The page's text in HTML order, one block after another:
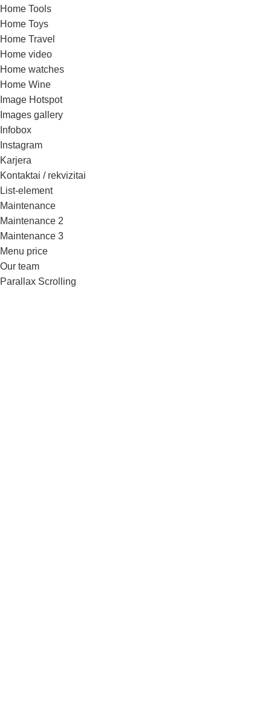
Home Tools
Home Toys
Home Travel
Home video
Home watches
Home Wine
Image Hotspot
Images gallery
Infobox
Instagram
Karjera
Kontaktai / rekvizitai
List-element
Maintenance
Maintenance 2
Maintenance 3
Menu price
Our team
Parallax Scrolling